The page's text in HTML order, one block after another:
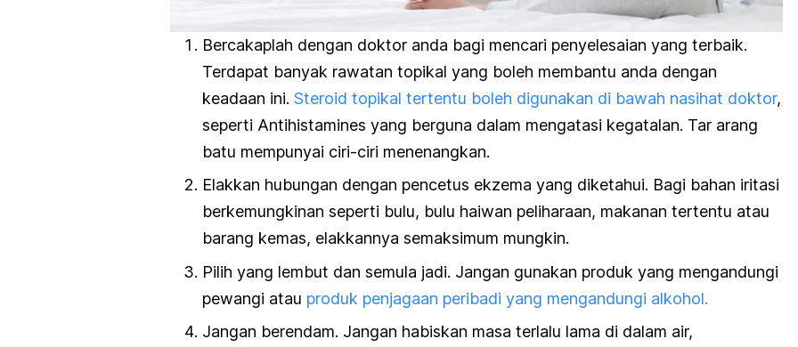
Bercakaplah dengan doktor anda bagi mencari penyelesaian yang terbaik.
Terdapat banyak rawatan topikal yang boleh membantu anda dengan
keadaan ini. Steroid topikal tertentu boleh digunakan di bawah nasihat doktor,
seperti Antihistamines yang berguna dalam mengatasi kegatalan. Tar arang
batu mempunyai ciri-ciri menenangkan.
Elakkan hubungan dengan pencetus ekzema yang diketahui. Bagi bahan iritasi
berkemungkinan seperti bulu, bulu haiwan peliharaan, makanan tertentu atau
barang kemas, elakkannya semaksimum mungkin.
Pilih yang lembut dan semula jadi. Jangan gunakan produk yang mengandungi
pewangi atau produk penjagaan peribadi yang mengandungi alkohol.
Jangan berendam. Jangan habiskan masa terlalu lama di dalam air,